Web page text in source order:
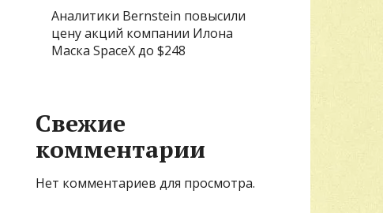
Аналитики Bernstein повысили
цену акций компании Илона
Маска SpaceX до $248
Свежие
комментарии
Нет комментариев для просмотра.